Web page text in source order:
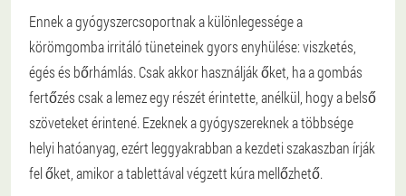
Ennek a gyógyszercsoportnak a különlegessége a
körömgomba irritáló tüneteinek gyors enyhülése: viszketés,
égés és bőrhámlás. Csak akkor használják őket, ha a gombás
fertőzés csak a lemez egy részét érintette, anélkül, hogy a belső
szöveteket érintené. Ezeknek a gyógyszereknek a többsége
helyi hatóanyag, ezért leggyakrabban a kezdeti szakaszban írják
fel őket, amikor a tablettával végzett kúra mellőzhető.